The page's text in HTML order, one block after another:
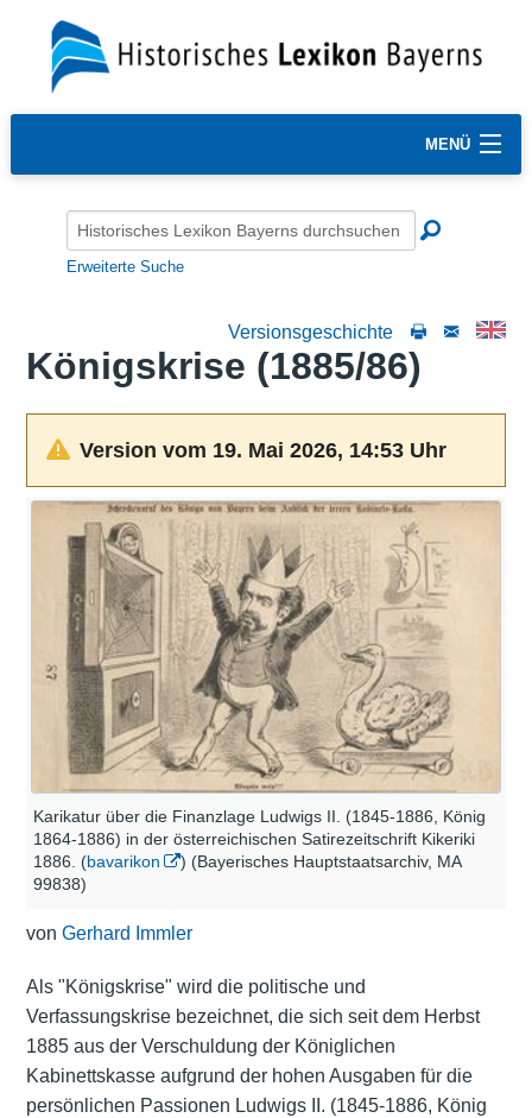
MENÜ
Erweiterte Suche
Versionsgeschichte
Königskrise (1885/86)
Version vom 19. Mai 2026, 14:53 Uhr
Karikatur über die Finanzlage Ludwigs II. (1845-1886, König
1864-1886) in der österreichischen Satirezeitschrift Kikeriki
1886. (bavarikon
) (Bayerisches Hauptstaatsarchiv, MA
99838)
von Gerhard Immler
Als "Königskrise" wird die politische und
Verfassungskrise bezeichnet, die sich seit dem Herbst
1885 aus der Verschuldung der Königlichen
Kabinettskasse aufgrund der hohen Ausgaben für die
persönlichen Passionen Ludwigs II. (1845-1886, König